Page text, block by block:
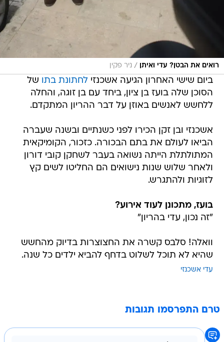
רואים את הבטן? עדי ואיתן / ניר פקין
ביום שישי האחרון הגיעה אשכנזילחתונת בתו של
הסוכן שלה בועז בן ציון, ביחד עם בן זוגה, והחלה
ללחשש לאנשים באוזן על דבר ההריון המתקדם.
אשכנזי ובן זקן הכירו לפני כשנתיים ובשנה שעברה
הביאו לעולם את בתם הבכורה. כזכור, הקומיקאית
המתולתלת הייתה נשואה בעבר לשחקן קובי דורון
ולאחר שלוש שנות נישואים הם החליטו לשים קץ
לזוגיות ולהתגרש.
בועז, מתכונן לעוד אירוע?
"זה נכון, עדי בהריון"
וואלה! סלבס קשרה את החצוצרות בדיוק מהחשש
שהיא לא תוכל לשלוט בדחף להביא ילדים כל שנה.
עדי אשכנזי
טרם התפרסמו תגובות